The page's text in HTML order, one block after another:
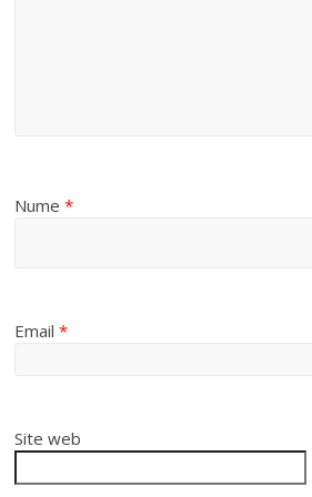
Nume*
Email*
Site web